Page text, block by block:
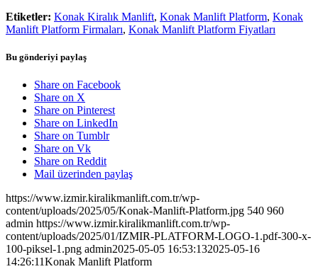
Etiketler: Konak Kiralık Manlift, Konak Manlift Platform, Konak
Manlift Platform Firmaları, Konak Manlift Platform Fiyatları
Bu gönderiyi paylaş
Share on Facebook
Share on X
Share on Pinterest
Share on LinkedIn
Share on Tumblr
Share on Vk
Share on Reddit
Mail üzerinden paylaş
https://www.izmir.kiralikmanlift.com.tr/wp-
content/uploads/2025/05/Konak-Manlift-Platform.jpg 540 960
admin https://www.izmir.kiralikmanlift.com.tr/wp-
content/uploads/2025/01/IZMIR-PLATFORM-LOGO-1.pdf-300-x-
100-piksel-1.png admin2025-05-05 16:53:132025-05-16
14:26:11Konak Manlift Platform